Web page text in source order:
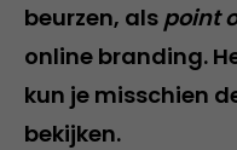
beurzen, als point
online branding.
kun je misschien
bekijken.